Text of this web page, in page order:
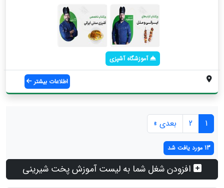
آموزشگاه آشپزی
اطلاعات بیشتر
1
2 بعدی »
13 مورد یافت شد
افزودن شغل شما به لیست آموزش پخت شیرینی